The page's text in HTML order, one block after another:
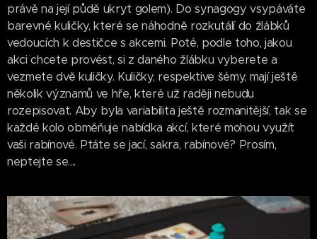
právě na její půdě ukryt golem). Do synagogy vsypáváte
barevné kuličky, které se náhodně rozkutálí do žlábků
vedoucích k destičce s akcemi. Poté, podle toho, jakou
akci chcete provést, si z daného žlábku vyberete a
vezmete dvě kuličky. Kuličky, respektive šémy, mají ještě
několik významů ve hře, které už raději nebudu
rozepisovat. Aby byla variabilita ještě rozmanitější, tak se
každé kolo obměňuje nabídka akcí, které mohou využít
vaši rabínové. Ptáte se jací, sakra, rabínové? Prosím,
neptejte se....